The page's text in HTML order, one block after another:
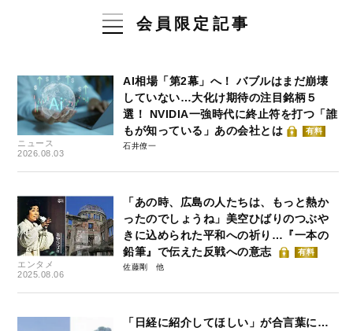
会員限定記事
ニュース
2026.08.03
AI相場「第2幕」へ！ バブルはまだ崩壊
していない…大化け期待の注目銘柄５
選！ NVIDIA一強時代に終止符を打つ「誰
もが知っている」あの会社とは
有料
石井僚一
エンタメ
2025.08.06
「あの時、広島の人たちは、もっと熱か
ったのでしょうね」美空ひばりのつぶや
きに込められた平和への祈り…『一本の
鉛筆』で伝えた反戦への意志
有料
佐藤剛
「日経に紹介してほしい」が合言葉に…